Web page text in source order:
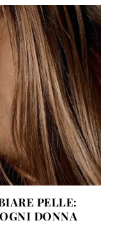
PELLE:
DONNA